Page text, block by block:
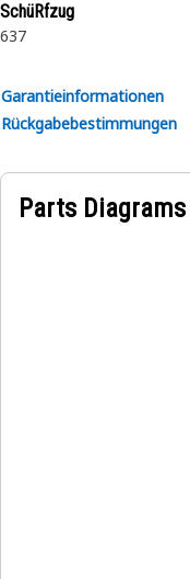
SchüRfzug
637
Garantieinformationen
Rückgabebestimmungen
Parts Diagrams